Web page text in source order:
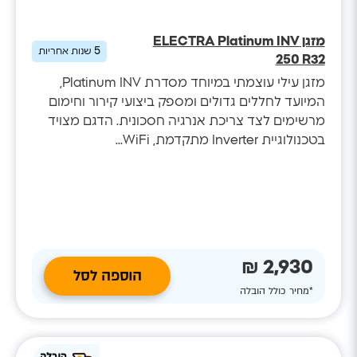
מזגן ELECTRA Platinum INV
250 R32
5שנות אחריות
המיועד לחללים גדולים ומספק ביצועי קירור וחימום
מרשימים לצד צריכת אנרגיה חסכונית. הדגם מצויד
בטכנולוגיית Inverter מתקדמת, WiFi...
2,930 ₪
*מחיר כולל הובלה
הוספה לסל